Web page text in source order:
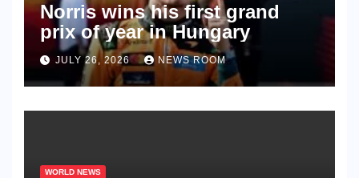
Norris wins his first grand
prix of year in Hungary​​
JULY 26, 2026 NEWS ROOM
WORLD NEWS